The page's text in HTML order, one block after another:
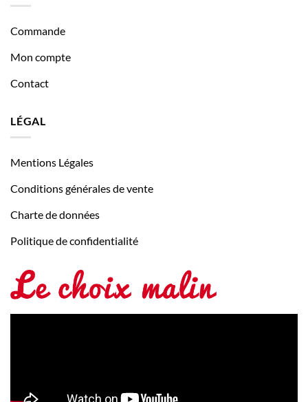
Commande
Mon compte
Contact
LÉGAL
Mentions Légales
Conditions générales de vente
Charte de données
Politique de confidentialité